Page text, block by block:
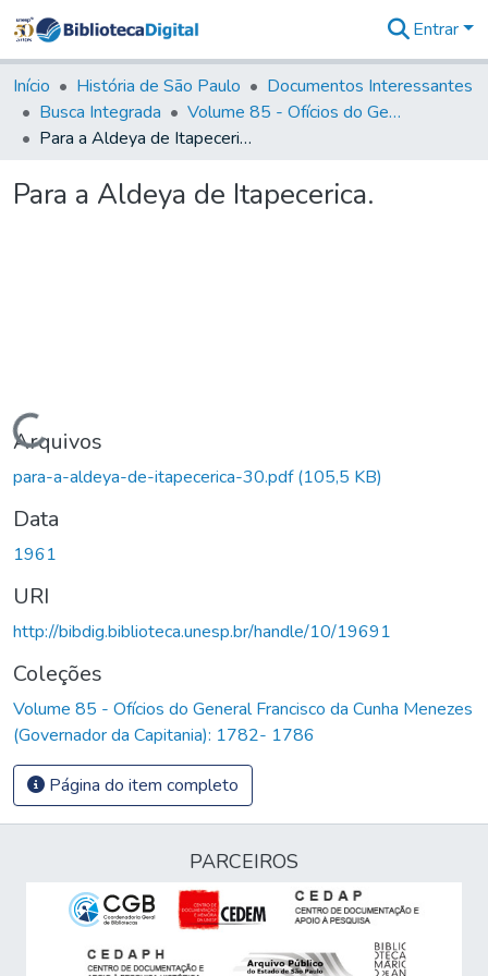
&
Coleções
Tudo na
Biblioteca
Estatísticas
Entrar
Início História de São Paulo
Documentos Interessantes
Busca Integrada
Volume 85 - Ofícios do General Francisco da Cunha Menezes (Governador da Capitania): 1782- 1786
Para a Aldeya de Itapecerica.
Para a Aldeya de Itapecerica.
Carregando...
Arquivos
para-a-aldeya-de-itapecerica-30.pdf(105,5 KB)
Data
1961
URI
http://bibdig.biblioteca.unesp.br/handle/10/19691
Coleções
Volume 85 - Ofícios do General Francisco da Cunha Menezes
(Governador da Capitania): 1782- 1786
Página do item completo
PARCEIROS